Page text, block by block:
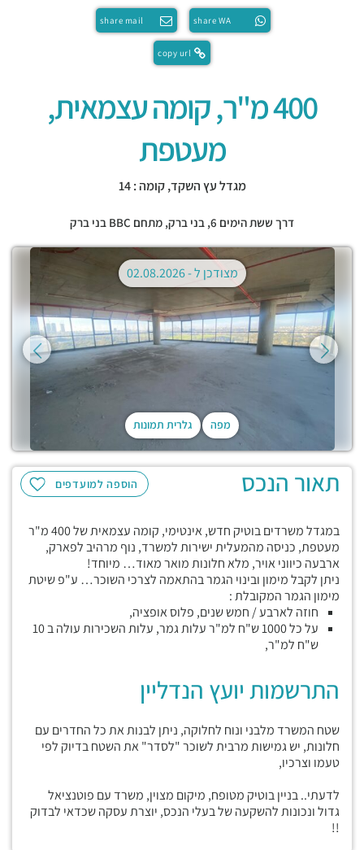
share WA
share mail
copy url
400 מ"ר, קומה עצמאית,
מעטפת
מגדל עץ השקד, קומה : 14
דרך ששת הימים 6, בני ברק, מתחם BBC בני ברק
מפה גלרית תמונות
מצודכן ל -02.08.2026
הוספה למועדפים תאור הנכס
במגדל משרדים בוטיק חדש, אינטימי, קומה עצמאית של 400 מ"ר
מעטפת, כניסה מהמעלית ישירות למשרד, נוף מרהיב לפארק,
ארבעה כיווני אויר, מלא חלונות מואר מאוד… מיוחד!
ניתן לקבל מימון ובינוי הגמר בהתאמה לצרכי השוכר… ע"פ שיטת
מימון הגמר המקובלת :
חוזה לארבע / חמש שנים, פלוס אופציה,
על כל 1000 ש"ח למ"ר עלות גמר, עלות השכירות עולה ב 10
ש"ח למ"ר,
התרשמות יועץ הנדליין
שטח המשרד מלבני ונוח לחלוקה, ניתן לבנות את כל החדרים עם
חלונות, יש גמישות מרבית לשוכר "לסדר" את השטח בדיוק לפי
טעמו וצרכיו,
לדעתי.. בניין בוטיק מטופח, מיקום מצוין, משרד עם פוטנציאל
גדול ונכונות להשקעה של בעלי הנכס, יוצרת עסקה שכדאי לבדוק
!!